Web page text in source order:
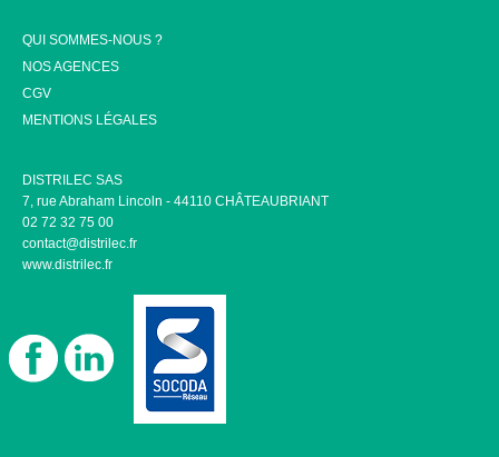
QUI SOMMES-NOUS ?
NOS AGENCES
CGV
MENTIONS LÉGALES
DISTRILEC SAS
7, rue Abraham Lincoln - 44110 CHÂTEAUBRIANT
02 72 32 75 00
contact@distrilec.fr
www.distrilec.fr